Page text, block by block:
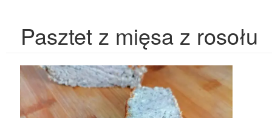
Pasztet z mięsa z rosołu